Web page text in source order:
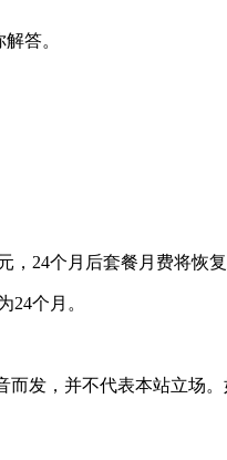
答。
24个月后套餐月费将恢
24个月。
发，并不代表本站立场